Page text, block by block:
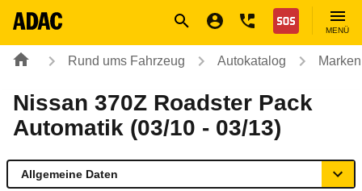
Nothilfe
MENÜ
Rund ums Fahrzeug Autokatalog
Nissan 370Z Roadster Pack
Automatik (03/10 - 03/13)
Allgemeine Daten